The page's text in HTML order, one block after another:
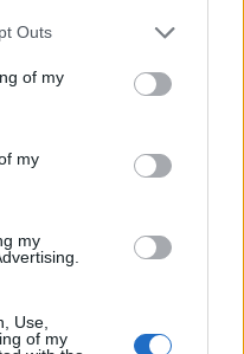
Outs
of my
my
my
Use,
of my